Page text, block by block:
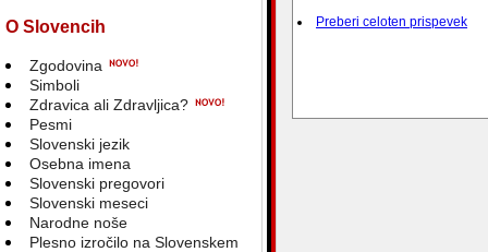
O Slovencih
Zgodovina
Simboli
Zdravica ali Zdravljica?
Pesmi
Slovenski jezik
Osebna imena
Slovenski pregovori
Slovenski meseci
Narodne noše
Plesno izročilo na Slovenskem
Preberi celoten prispevek